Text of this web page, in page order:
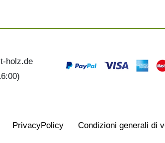
holz.de
Privacy­Policy Condizioni generali di